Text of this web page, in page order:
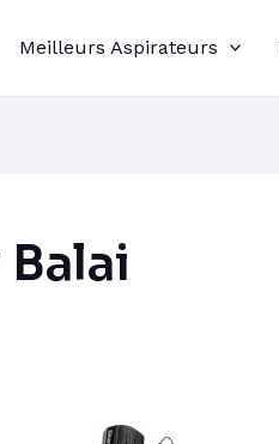
Meilleurs Aspirateurs